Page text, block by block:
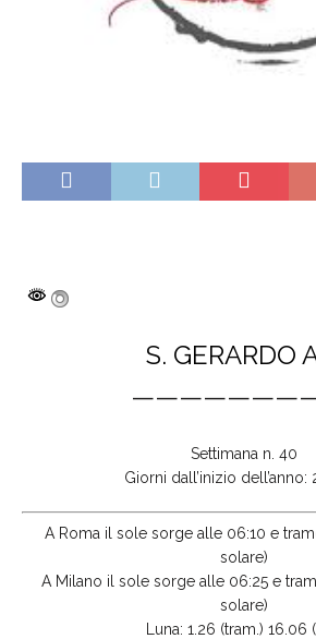
S. GERARDO
Settimana n. 40
Giorni dall’inizio
A Roma il sole sorge alle 06:10 e
solare)
A Milano il sole sorge alle 06:25 e
solare)
Luna: 1.26 (tram.) 16.06